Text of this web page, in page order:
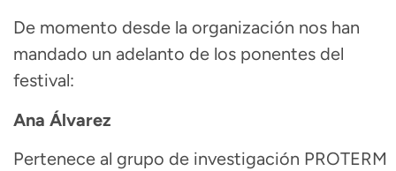
De momento desde la organización nos han
mandado un adelanto de los ponentes del
festival:
Ana Álvarez
Pertenece al grupo de investigación PROTERM